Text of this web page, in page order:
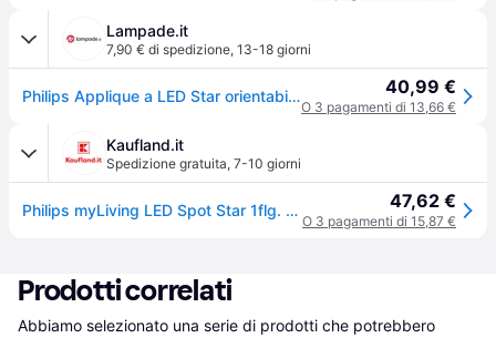
Lampade.it
7,90 € di spedizione, 13-18 giorni
Philips Applique a LED Star orientabile bianco STAR, Bianco / Opale, Soggiorno / Sala da pranzo, Alluminio, Moderno 40,99 €
O 3 pagamenti di 13,66 €
Kaufland.it
Spedizione gratuita, 7-10 giorni
Philips myLiving LED Spot Star 1flg. 500lm, bianco 47,62 €
O 3 pagamenti di 15,87 €
Prodotti correlati
Abbiamo selezionato una serie di prodotti che potrebbero